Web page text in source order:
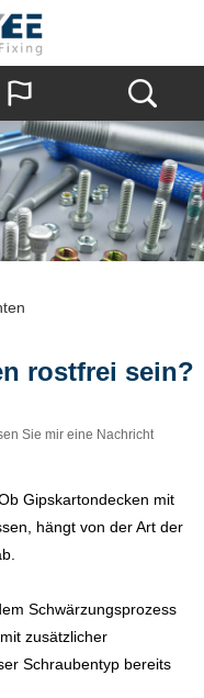
rostfrei sein?
Sie mir eine Nachricht
Gipskartondecken mit
hängt von der Art der
Schwärzungsprozess
zusätzlicher
Schraubentyp bereits